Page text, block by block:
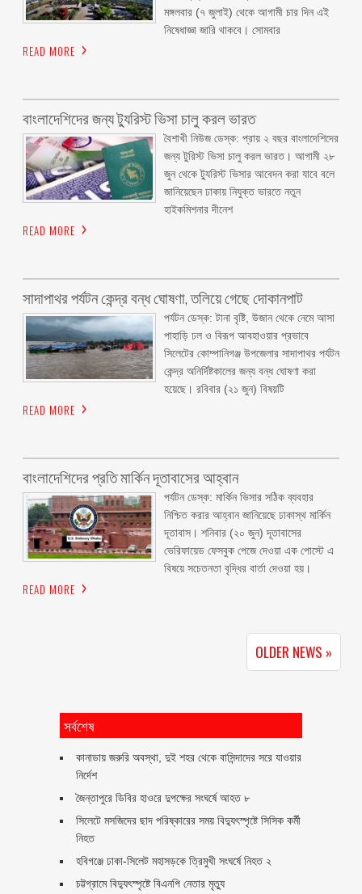
মঙ্গলবার (৭ জুলাই) থেকে আগামী চার দিন এই
নিষেধাজ্ঞা জারি থাকবে। সোমবার
READ MORE
বাংলাদেশিদের জন্য ট্যুরিস্ট ভিসা চালু করল ভারত
বৈশাখী নিউজ ডেস্ক: প্রায় ২ বছর বাংলাদেশিদের
জন্য টুরিস্ট ভিসা চালু করল ভারত। আগামী ২৮
জুন থেকে ট্যুরিস্ট ভিসার আবেদন করা যাবে বলে
জানিয়েছেন ঢাকায় নিযুক্ত ভারতে নতুন
হাইকমিশনার দীনেশ
READ MORE
সাদাপাথর পর্যটন কেন্দ্র বন্ধ ঘোষণা, তলিয়ে গেছে দোকানপাট
পর্যটন ডেস্ক: টানা বৃষ্টি, উজান থেকে নেমে আসা
পাহাড়ি ঢল ও বিরূপ আবহাওয়ার প্রভাবে
সিলেটের কোম্পানিগঞ্জ উপজেলার সাদাপাথর পর্যটন
কেন্দ্র অনির্দিষ্টকালের জন্য বন্ধ ঘোষণা করা
হয়েছে। রবিবার (২১ জুন) বিষয়টি
READ MORE
বাংলাদেশিদের প্রতি মার্কিন দূতাবাসের আহ্বান
পর্যটন ডেস্ক: মার্কিন ভিসার সঠিক ব্যবহার
নিশ্চিত করার আহ্বান জানিয়েছে ঢাকাস্থ মার্কিন
দূতাবাস। শনিবার (২০ জুন) দূতাবাসের
ভেরিফায়েড ফেসবুক পেজে দেওয়া এক পোস্টে এ
বিষয়ে সচেতনতা বৃদ্ধির বার্তা দেওয়া হয়।
READ MORE
OLDER NEWS »
সর্বশেষ
কানাডায় জরুরি অবস্থা, দুই শহর থেকে বাসিন্দাদের সরে যাওয়ার
নির্দেশ
জৈন্তাপুরে ডিবির হাওরে দুপক্ষের সংঘর্ষে আহত ৮
সিলেটে মসজিদের ছাদ পরিষ্কারের সময় বিদ্যুৎস্পৃষ্টে সিসিক কর্মী
নিহত
হবিগঞ্জে ঢাকা-সিলেট মহাসড়কে ত্রিমুখী সংঘর্ষে নিহত ২
চট্টগ্রামে বিদ্যুৎস্পৃষ্টে বিএনপি নেতার মৃত্যু